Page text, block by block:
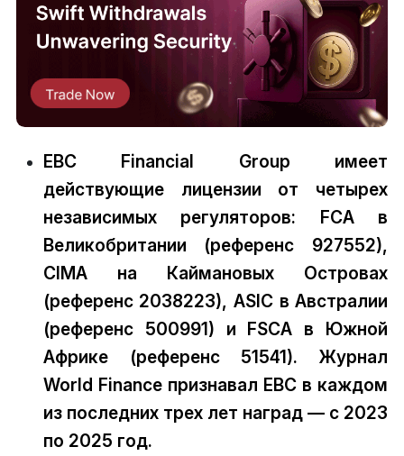
EBC Financial Group имеет
действующие лицензии от четырех
независимых регуляторов: FCA в
Великобритании (референс 927552),
CIMA на Каймановых Островах
(референс 2038223), ASIC в Австралии
(референс 500991) и FSCA в Южной
Африке (референс 51541). Журнал
World Finance признавал EBC в каждом
из последних трех лет наград — с 2023
по 2025 год.